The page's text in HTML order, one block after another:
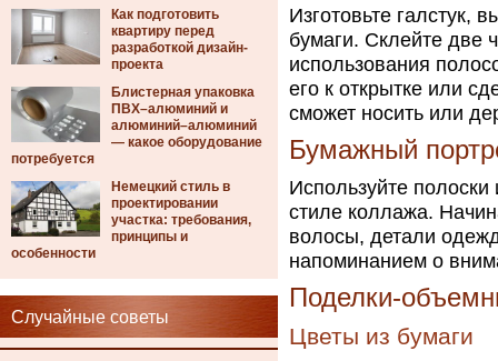
Как подготовить
квартиру перед
разработкой дизайн-
проекта
Блистерная упаковка
ПВХ–алюминий и
алюминий–алюминий
— какое оборудование
потребуется
Немецкий стиль в
проектировании
участка: требования,
принципы и
особенности
Случайные советы
Изготовьте галстук,
бумаги. Склейте две
использования
его к открытке или
сможет носить или
Бумажный
Используйте полоски
стиле коллажа.
волосы, детали
напоминанием о
Поделки-
Цветы из бумаги